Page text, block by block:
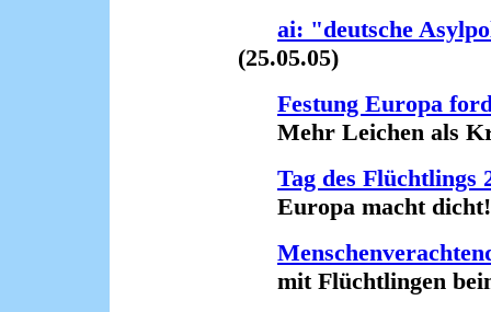
ai: "deutsche
(25.05.05)
Festung Europa
Mehr Leichen als
Tag des Flüchtlings
Europa macht dicht!
mit Flüchtlingen